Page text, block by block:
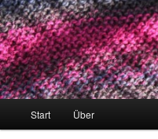
Start Über